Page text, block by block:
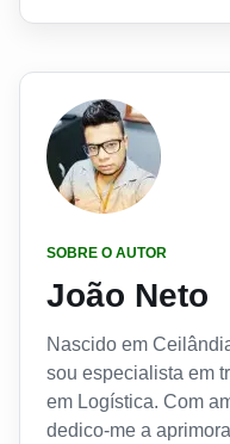
SOBRE O AUTOR
João Neto
Nascido em
sou especialista em
em Logística. Com
dedico-me a